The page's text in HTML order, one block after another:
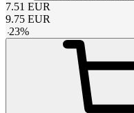
7.51 EUR
9.75 EUR
-23%